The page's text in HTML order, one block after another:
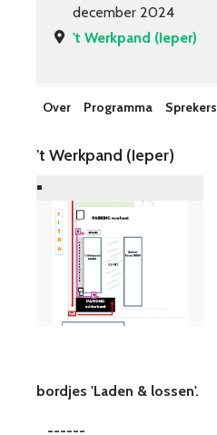
december 2024
't Werkpand (Ieper)
Over Programma Sprekers
't Werkpand (Ieper)
bordjes 'Laden & lossen'.
------